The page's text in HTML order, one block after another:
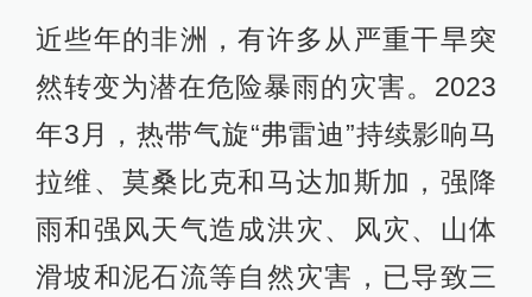
近些年的非洲，有许多从严重干旱突
然转变为潜在危险暴雨的灾害。2023
年3月，热带气旋“弗雷迪”持续影响马
拉维、莫桑比克和马达加斯加，强降
雨和强风天气造成洪灾、风灾、山体
滑坡和泥石流等自然灾害，已导致三